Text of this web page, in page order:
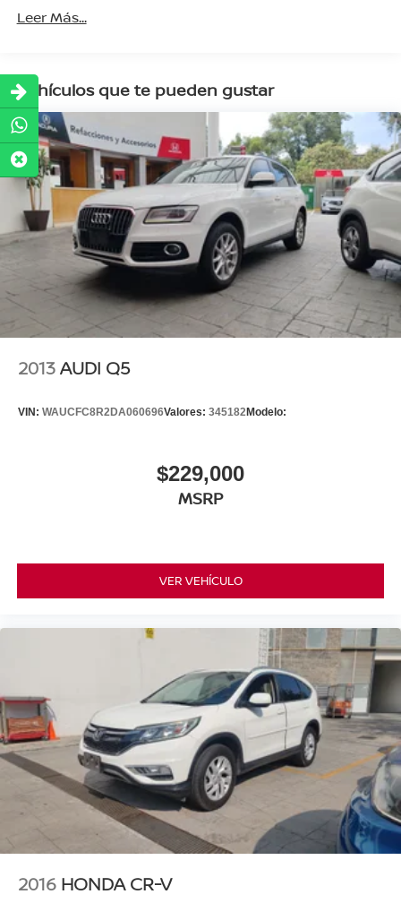
Leer Más...
Vehículos que te pueden gustar
2013AUDI Q5
VIN: WAUCFC8R2DA060696Valores: 345182Modelo:
$229,000
MSRP
VER VEHÍCULO
2016 HONDA CR-V